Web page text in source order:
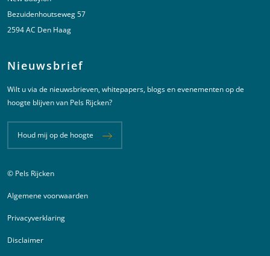
Bezuidenhoutseweg 57
2594 AC Den Haag
Nieuwsbrief
Wilt u via de nieuwsbrieven, whitepapers, blogs en evenementen op de
hoogte blijven van Pels Rijcken?
Houd mij op de hoogte
Juridische informatie
© Pels Rijcken
Algemene voorwaarden
Privacyverklaring
Disclaimer